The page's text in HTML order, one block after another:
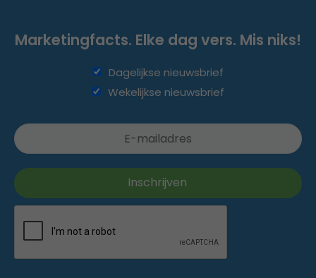
Marketingfacts. Elke dag vers. Mis niks!
Dagelijkse nieuwsbrief
Wekelijkse nieuwsbrief